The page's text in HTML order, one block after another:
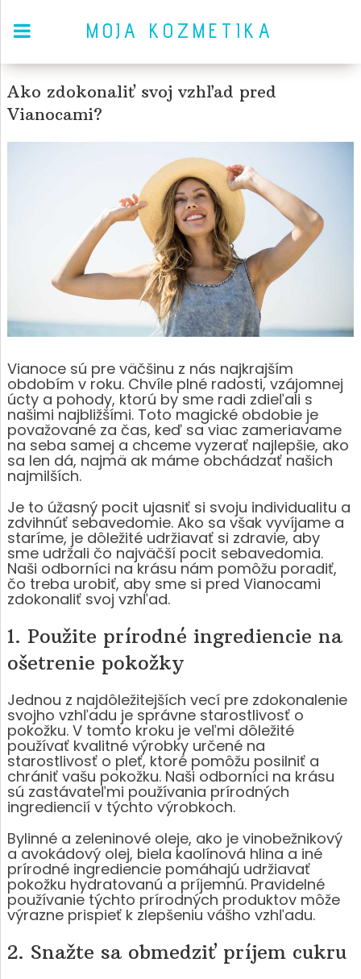
MOJA KOZMETIKA
Ako zdokonaliť svoj vzhľad pred
Vianocami?
Vianoce sú pre väčšinu z nás najkrajším
obdobím v roku. Chvíle plné radosti, vzájomnej
úcty a pohody, ktorú by sme radi zdieľali s
našimi najbližšími. Toto magické obdobie je
považované za čas, keď sa viac zameriavame
na seba samej a chceme vyzerať najlepšie, ako
sa len dá, najmä ak máme obchádzať našich
najmilších.
Je to úžasný pocit ujasniť si svoju individualitu a
zdvihnúť sebavedomie. Ako sa však vyvíjame a
staríme, je dôležité udržiavať si zdravie, aby
sme udržali čo najväčší pocit sebavedomia.
Naši odborníci na krásu nám pomôžu poradiť,
čo treba urobiť, aby sme si pred Vianocami
zdokonaliť svoj vzhľad.
1. Použite prírodné ingrediencie na
ošetrenie pokožky
Jednou z najdôležitejších vecí pre zdokonalenie
svojho vzhľadu je správne starostlivosť o
pokožku. V tomto kroku je veľmi dôležité
používať kvalitné výrobky určené na
starostlivosť o pleť, ktoré pomôžu posilniť a
chrániť vašu pokožku. Naši odborníci na krásu
sú zastávateľmi používania prírodných
ingrediencií v týchto výrobkoch.
Bylinné a zeleninové oleje, ako je vinobežnikový
a avokádový olej, biela kaolínová hlina a iné
prírodné ingrediencie pomáhajú udržiavať
pokožku hydratovanú a príjemnú. Pravidelné
používanie týchto prírodných produktov môže
výrazne prispieť k zlepšeniu vášho vzhľadu.
2. Snažte sa obmedziť príjem cukru